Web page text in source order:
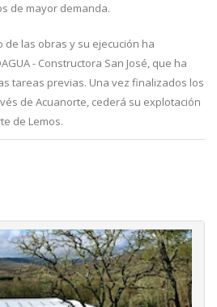
de mayor demanda.
de las obras y su ejecución ha
- Constructora San José, que ha
tareas previas. Una vez finalizados los
de Acuanorte, cederá su explotación
de Lemos.